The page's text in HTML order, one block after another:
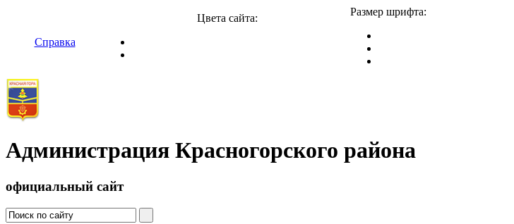
Справка
Цвета сайта:
Размер шрифта:
Администрация Красногорского района
официальный сайт